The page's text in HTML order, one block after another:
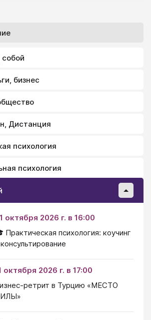
бизнес
Дистанция
психология
психология
октября 2026 г. в 16:00
Практическая психология: коучинг
октября 2026 г. в 17:00
ретрит в Турцию «МЕСТО